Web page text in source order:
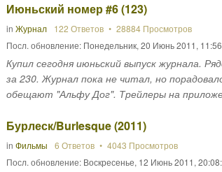
Июньский номер #6 (123)
in Журнал 122 Ответов
28884 Просмотров
Посл. обновление: Понедельник, 20 Июнь 2011,
Купил сегодня июньский выпуск журнала.
за 230. Журнал пока не читал, но
обещают "Альфу Дог". Трейлеры на
Бурлеск/Burlesque (2011)
in Фильмы 6 Ответов
4043 Просмотров
Посл. обновление: Воскресенье, 12 Июнь 2011,